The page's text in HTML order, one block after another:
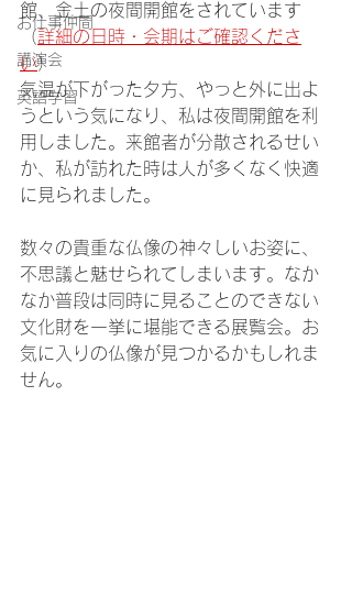
お仕事仲間
講演会
英語学習
館、金土の夜間開館をされています
（詳細の日時・会期はご確認くださ
い）
気温が下がった夕方、やっと外に出よ
うという気になり、私は夜間開館を利
用しました。来館者が分散されるせい
か、私が訪れた時は人が多くなく快適
に見られました。
数々の貴重な仏像の神々しいお姿に、
不思議と魅せられてしまいます。なか
なか普段は同時に見ることのできない
文化財を一挙に堪能できる展覧会。お
気に入りの仏像が見つかるかもしれま
せん。